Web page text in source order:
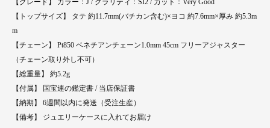
【グレード】 カラー：J / クラリティ：SI2 / カット：Very Good
【トップサイズ】 タテ 約11.7mm(バチカン含む)×ヨコ 約7.6mm×厚み 約5.3m
m
【チェーン】 Pt850 ベネチアンチェーン1.0mm 45cm フリーアジャスター
（チェーン取り外し不可）
【総重量】 約5.2g
【付属】 国宝連の鑑定書 / 当店保証書
【納期】 6週間以内に発送（受注生産）
【備考】 ジュエリーケースに入れてお届け